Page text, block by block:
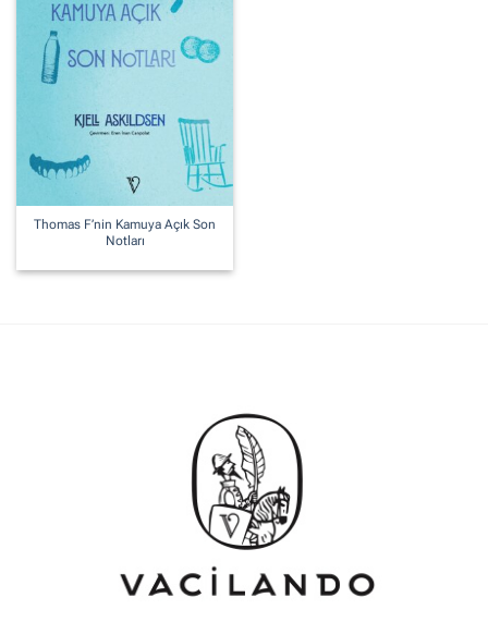
Thomas F’nin Kamuya Açık Son
Notları